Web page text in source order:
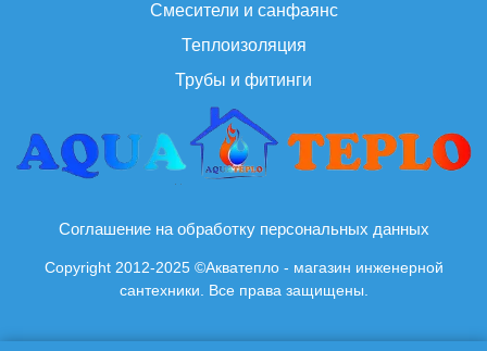
Смесители и санфаянс
Теплоизоляция
Трубы и фитинги
Соглашение на обработку персональных данных
Copyright 2012-2025 ©Акватепло - магазин инженерной
сантехники. Все права защищены.